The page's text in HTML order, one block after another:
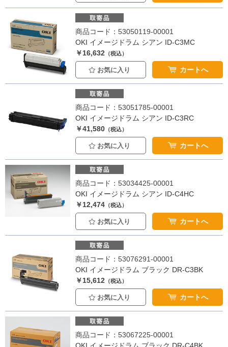
商品コード：53050119-00001
OKI イメージドラム シアン ID-C3MC
￥16,632 （税込）
お気に入り カートへ
商品コード：53051785-00001
OKI イメージドラム シアン ID-C3RC
￥41,580 （税込）
お気に入り カートへ
商品コード：53034425-00001
OKI イメージドラム シアン ID-C4HC
￥12,474 （税込）
お気に入り カートへ
商品コード：53076291-00001
OKI イメージドラム ブラック DR-C3BK
￥15,612 （税込）
お気に入り カートへ
商品コード：53067225-00001